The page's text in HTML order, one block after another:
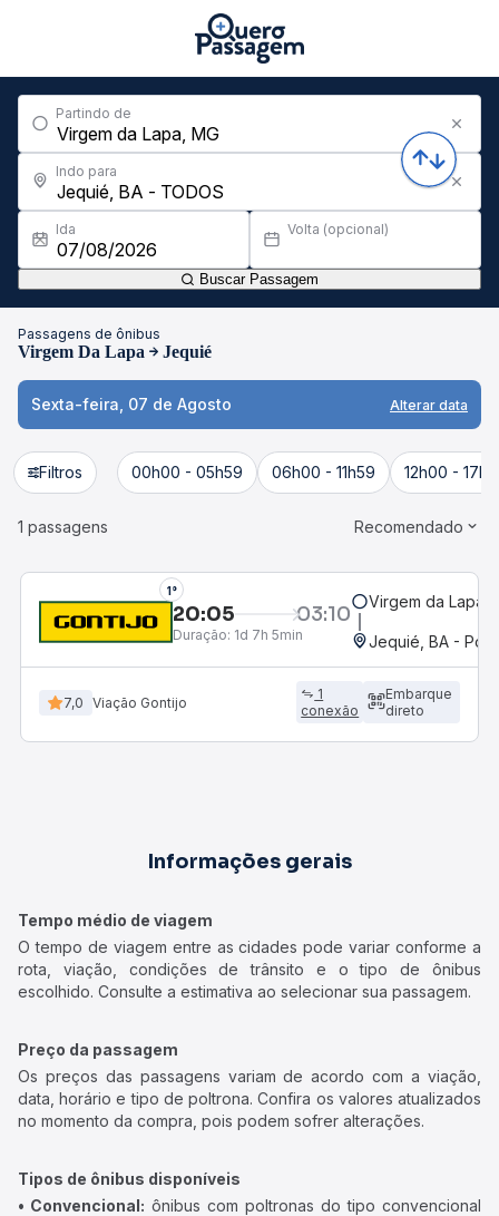
Partindo de
Indo para
Ida Volta (opcional)
Buscar Passagem
Passagens de ônibus
Virgem Da Lapa Jequié
Sexta-feira, 07 de Agosto Alterar data
Filtros 00h00 - 05h59 06h00 - 11h59 12h00 -
1 passagens Recomendado
1°
20:05 03:10
Duração: 1d 7h 5min
Virgem da Lapa,
Jequié, BA -
7,0 Viação Gontijo
1
conexão
Embarque
direto
Informações gerais
Tempo médio de viagem
O tempo de viagem entre as cidades pode variar conforme a
rota, viação, condições de trânsito e o tipo de ônibus
escolhido. Consulte a estimativa ao selecionar sua passagem.
Preço da passagem
Os preços das passagens variam de acordo com a viação,
data, horário e tipo de poltrona. Confira os valores atualizados
no momento da compra, pois podem sofrer alterações.
Tipos de ônibus disponíveis
• Convencional: ônibus com poltronas do tipo convencional